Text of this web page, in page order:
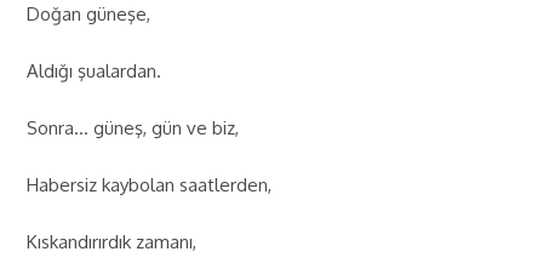
Doğan güneşe,
Aldığı şualardan.
Sonra… güneş, gün ve biz,
Habersiz kaybolan saatlerden,
Kıskandırırdık zamanı,